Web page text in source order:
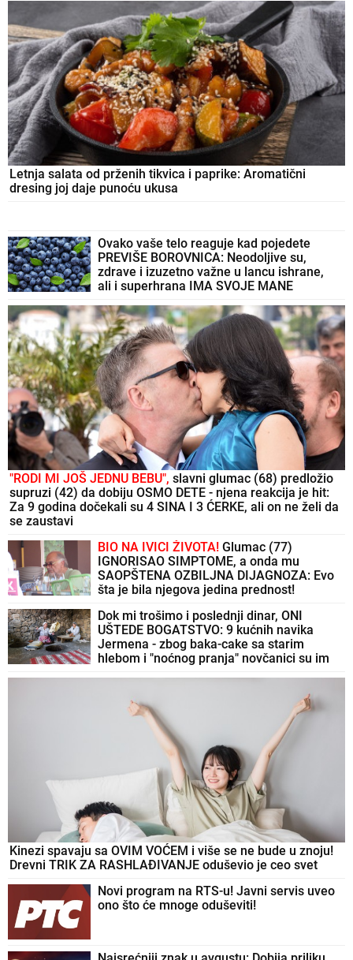
Letnja salata od prženih tikvica i paprike: Aromatični
dresing joj daje punoću ukusa
Ovako vaše telo reaguje kad pojedete
PREVIŠE BOROVNICA: Neodoljive su,
zdrave i izuzetno važne u lancu ishrane,
ali i superhrana IMA SVOJE MANE
"RODI MI JOŠ JEDNU BEBU", slavni glumac (68) predložio
supruzi (42) da dobiju OSMO DETE - njena reakcija je hit:
Za 9 godina dočekali su 4 SINA I 3 ĆERKE, ali on ne želi da
se zaustavi
BIO NA IVICI ŽIVOTA! Glumac (77)
IGNORISAO SIMPTOME, a onda mu
SAOPŠTENA OZBILJNA DIJAGNOZA: Evo
šta je bila njegova jedina prednost!
Dok mi trošimo i poslednji dinar, ONI
UŠTEDE BOGATSTVO: 9 kućnih navika
Jermena - zbog baka-cake sa starim
hlebom i "noćnog pranja" novčanici su im
Kinezi spavaju sa OVIM VOĆEM i više se ne bude u znoju!
Drevni TRIK ZA RASHLAĐIVANJE oduševio je ceo svet
Novi program na RTS-u! Javni servis uveo
ono što će mnoge oduševiti!